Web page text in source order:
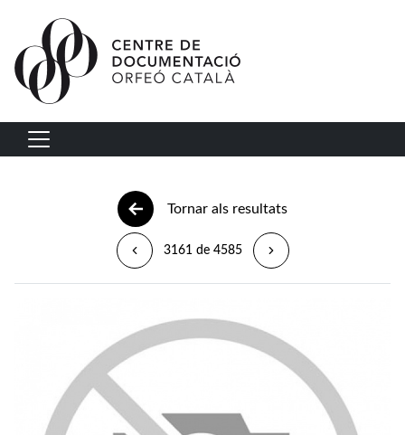
Vés al contingut
Navegació principal
Tornar als resultats
3161 de 4585